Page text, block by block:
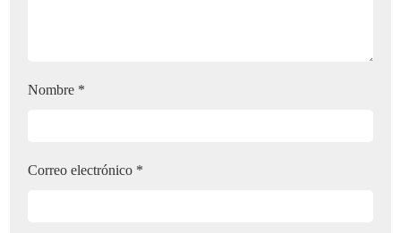
Nombre *
Correo electrónico *